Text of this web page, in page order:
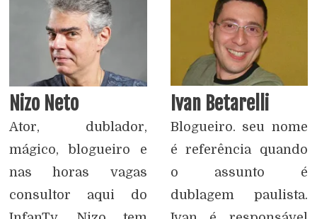
Nizo Neto
Ator, dublador,
mágico, blogueiro e
nas horas vagas
consultor aqui do
Ivan Betarelli
Blogueiro. seu nome
é referência quando
o assunto é
dublagem paulista.